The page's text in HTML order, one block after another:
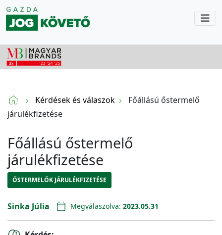
Kérdések és válaszok
Főállású őstermelő
járulékfizetése
Főállású őstermelő
járulékfizetése
ŐSTERMELŐK JÁRULÉKFIZETÉSE
Sinka Júlia Megválaszolva: 2023.05.31